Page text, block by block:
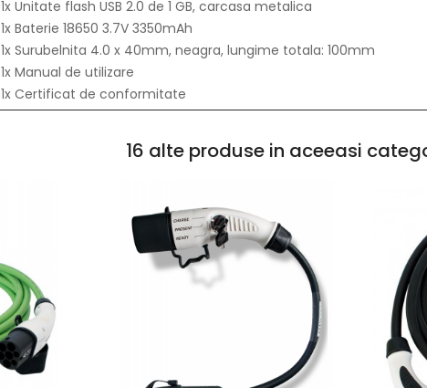
1x Unitate flash USB 2.0 de 1 GB, carcasa metalica
1x Baterie 18650 3.7V 3350mAh
1x Surubelnita 4.0 x 40mm, neagra, lungime totala: 100mm
1x Manual de utilizare
1x Certificat de conformitate
16 alte produse in aceeasi